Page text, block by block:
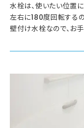
水栓は、使いたい位置に
左右に180度回転するの
壁付け水栓なので、お